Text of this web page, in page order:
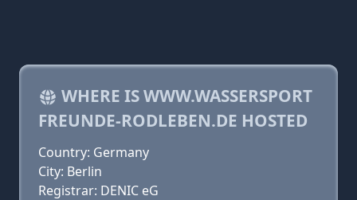
WHERE IS WWW.WASSERSPORT
FREUNDE-RODLEBEN.DE HOSTED
Country: Germany
City: Berlin
Registrar: DENIC eG